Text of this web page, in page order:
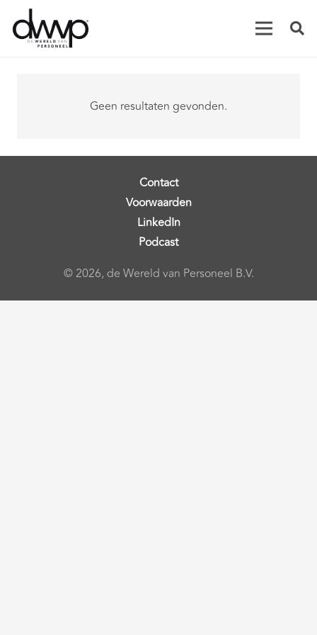
Geen resultaten gevonden.
Contact
Voorwaarden
LinkedIn
Podcast
© 2026, de Wereld van Personeel B.V.